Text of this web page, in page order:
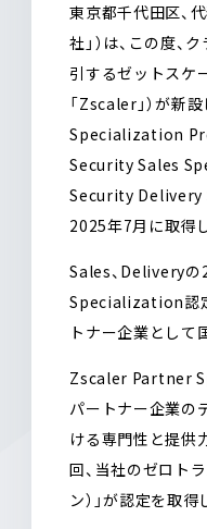
東京都千代田区、
社」）は、この度
引するゼットスケ
「Zscaler」）が新
Specialization
Security Sales
Security Delivery
2025年7月に取得
Sales、Deliveryの
Specialization認
トナー企業として
Zscaler Partner
パートナー企業の
ける専門性と提供
回、当社のゼロト
ン）」が認定を取得